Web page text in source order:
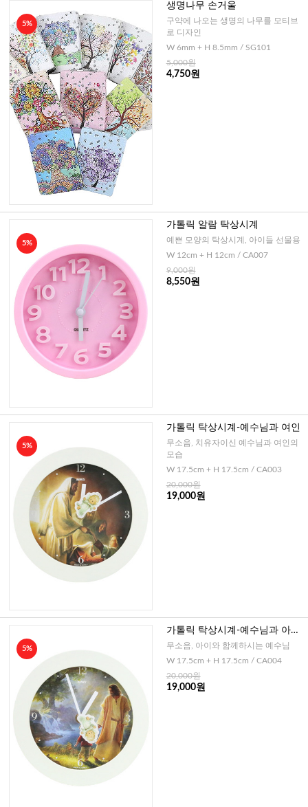
5%
생명나무 손거울
구약에 나오는 생명의 나무를 모티브
로 디자인
W 6mm + H 8.5mm / SG101
5,000원
4,750원
5%
가톨릭 알람 탁상시계
예쁜 모양의 탁상시계, 아이들 선물용
W 12cm + H 12cm / CA007
9,000원
8,550원
5%
가톨릭 탁상시계-예수님과 여인
무소음, 치유자이신 예수님과 여인의
모습
W 17.5cm + H 17.5cm / CA003
20,000원
19,000원
5%
가톨릭 탁상시계-예수님과 아이
2
무소음, 아이와 함께하시는 예수님
W 17.5cm + H 17.5cm / CA004
20,000원
19,000원